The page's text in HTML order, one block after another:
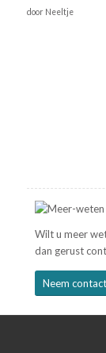
door Neeltje
Wilt u meer
dan gerust
Neem